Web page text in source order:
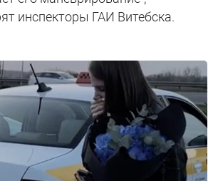
инспекторы ГАИ Витебска.